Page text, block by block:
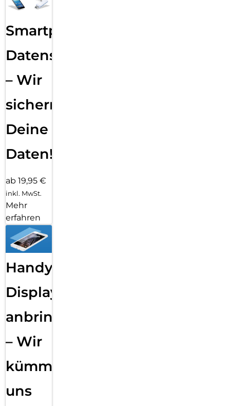
über einen längeren Zeitraum hinweg gerecht werden kann?
Galaxy S26 Ultra auf dem aktuellen Stand. Du kannst von
neuen Funktionen, Weiterentwicklungen der
Gleichzeitig sind deine persönlichen Daten, Apps und Inhalte
stabiles, schnelles und sicheres Nutzererlebnis mit deinem
Galaxy S26 Ultra genießen.
Smartphone
Datensicherung
– Wir
sichern
Deine
Daten!
ab 19,95 €
inkl. MwSt.
Mehr
erfahren
Handy
Displayfolie
anbringen
– Wir
kümmern
uns